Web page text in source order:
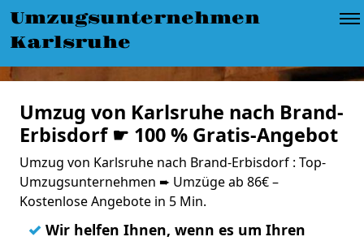
Umzugsunternehmen
Karlsruhe
Umzug von Karlsruhe nach Brand-
Erbisdorf ☛ 100 % Gratis-Angebot
Umzug von Karlsruhe nach Brand-Erbisdorf : Top-
Umzugsunternehmen ➨ Umzüge ab 86€ –
Kostenlose Angebote in 5 Min.
✓ Wir helfen Ihnen, wenn es um Ihren